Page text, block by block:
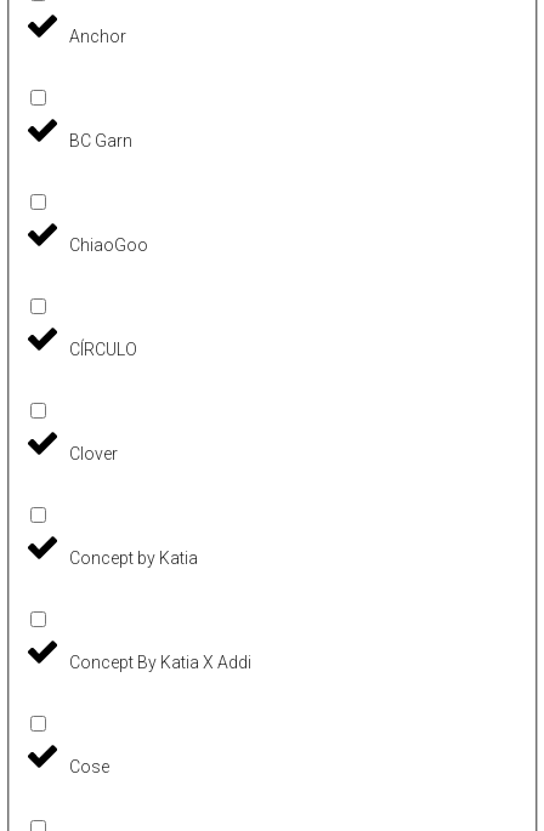
Anchor
BC Garn
ChiaoGoo
CÍRCULO
Clover
Concept by Katia
Concept By Katia X Addi
Cose